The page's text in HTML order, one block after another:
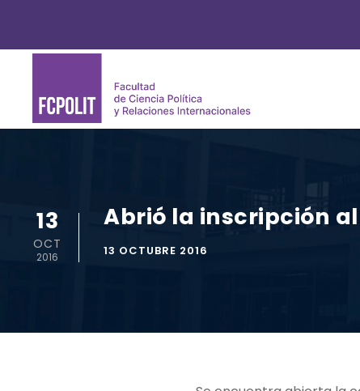
13
OCT
2016
Abrió la inscripción al
13 OCTUBRE 2016